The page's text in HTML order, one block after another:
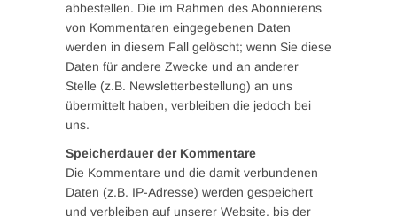
abbestellen. Die im Rahmen des Abonnierens
von Kommentaren eingegebenen Daten
werden in diesem Fall gelöscht; wenn Sie diese
Daten für andere Zwecke und an anderer
Stelle (z.B. Newsletterbestellung) an uns
übermittelt haben, verbleiben die jedoch bei
uns.
Speicherdauer der Kommentare
Die Kommentare und die damit verbundenen
Daten (z.B. IP-Adresse) werden gespeichert
und verbleiben auf unserer Website, bis der